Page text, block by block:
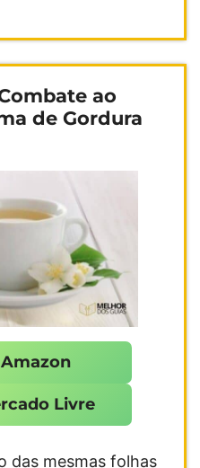
ao
de Gordura
Livre
das mesmas folhas